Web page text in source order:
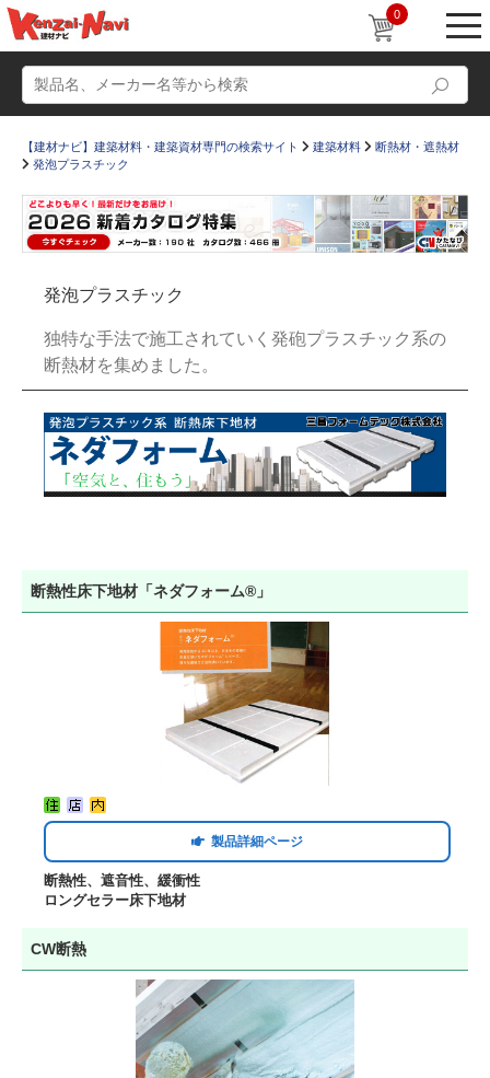
0
すまいリング 設計士インタビュー
Q＆A 販売・施工代理店募集
お気に入り
【建材ナビ】建築材料・建築資材専門の検索サイト 建築材料
断熱材・遮熱材
発泡プラスチック
発泡プラスチック
独特な手法で施工されていく発砲プラスチック系の
断熱材を集めました。
断熱性床下地材「ネダフォーム®」
製品詳細ページ
断熱性、遮音性、緩衝性
ロングセラー床下地材
CW断熱